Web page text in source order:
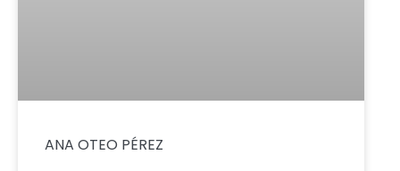
ANA OTEO PÉREZ